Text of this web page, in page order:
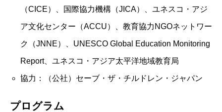
（CICE）、国際協力機構（JICA）、ユネスコ・アジ
ア文化センター（ACCU）、教育協力NGOネットワー
ク（JNNE）、UNESCO Global Education Monitoring
Report、ユネスコ・アジア太平洋地域教育局
協力：（公社）セーブ・ザ・チルドレン・ジャパン
プログラム